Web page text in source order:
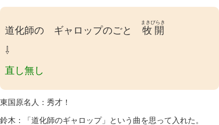
道化師の ギャロップのごと 牧開
まきびらき
⇩
直し無し
東国原名人：秀才！
鈴木：「道化師のギャロップ」という曲を思って入れた。